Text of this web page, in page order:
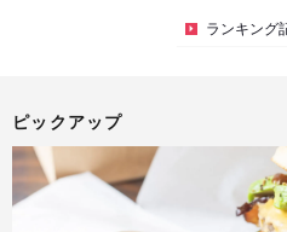
ランキング
ピックアップ